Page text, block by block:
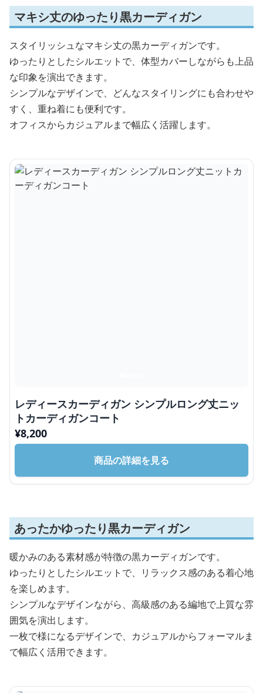
マキシ丈のゆったり黒カーディガン
スタイリッシュなマキシ丈の黒カーディガンです。
ゆったりとしたシルエットで、体型カバーしながらも上品
な印象を演出できます。
シンプルなデザインで、どんなスタイリングにも合わせや
すく、重ね着にも便利です。
オフィスからカジュアルまで幅広く活躍します。
レディースカーディガン シンプルロング丈ニッ
トカーディガンコート
¥8,200
商品の詳細を見る
あったかゆったり黒カーディガン
暖かみのある素材感が特徴の黒カーディガンです。
ゆったりとしたシルエットで、リラックス感のある着心地
を楽しめます。
シンプルなデザインながら、高級感のある編地で上質な雰
囲気を演出します。
一枚で様になるデザインで、カジュアルからフォーマルま
で幅広く活用できます。